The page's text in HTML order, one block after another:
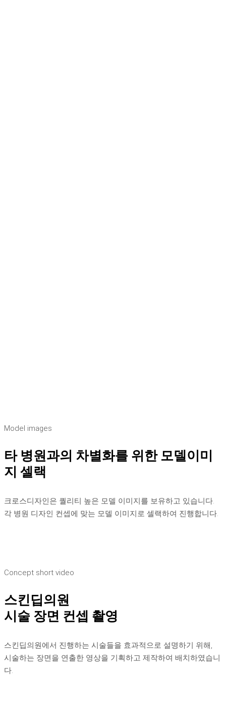
Model images
타 병원과의 차별화를 위한 모델이미
지 셀랙
크로스디자인은 퀄리티 높은 모델 이미지를 보유하고 있습니다.
각 병원 디자인 컨셉에 맞는 모델 이미지로 셀랙하여 진행합니다.
Concept short video
스킨딥의원
시술 장면 컨셉 촬영
스킨딥의원에서 진행하는 시술들을 효과적으로 설명하기 위해,
시술하는 장면을 연출한 영상을 기획하고 제작하여 배치하였습니
다.